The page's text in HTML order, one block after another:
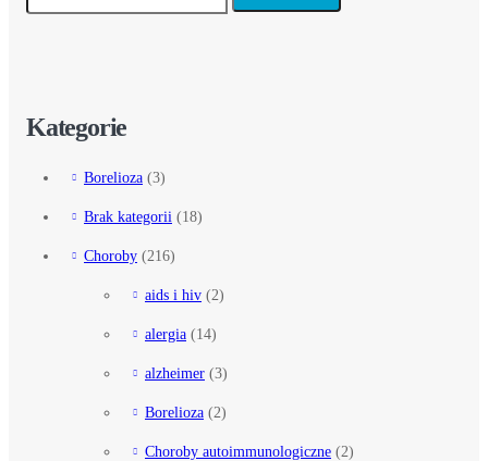
Kategorie
Borelioza (3)
Brak kategorii (18)
Choroby (216)
aids i hiv (2)
alergia (14)
alzheimer (3)
Borelioza (2)
Choroby autoimmunologiczne (2)